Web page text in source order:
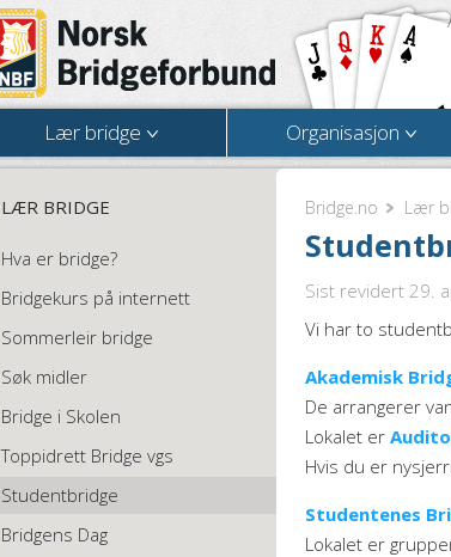
Lær bridge Organisasjon
Bridge.no Lær
Sist revidert 29.
Vi har to
Akademisk
De arrangerer
Lokalet er
Hvis du er
Studentenes
Lokalet er
LÆR BRIDGE
Hva er bridge?
Bridgekurs på internett
Sommerleir bridge
Søk midler
Bridge i Skolen
Toppidrett Bridge vgs
Studentbridge
Bridgens Dag